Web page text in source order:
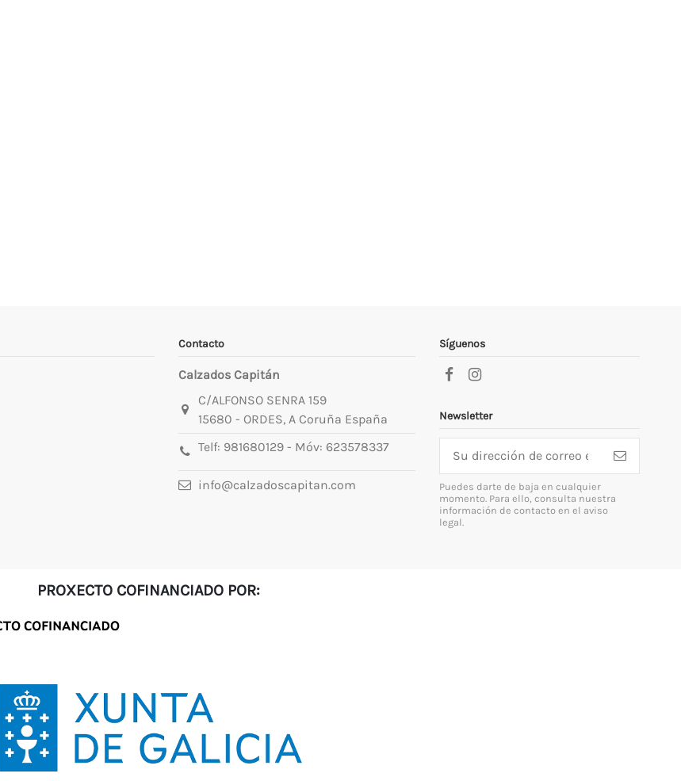
Contacto
Calzados Capitán
C/ALFONSO SENRA 159
15680 - ORDES, A Coruña España
Telf: 981680129- Móv: 623578337
info@calzadoscapitan.com
Síguenos
Newsletter
Puedes darte de baja en cualquier
momento. Para ello, consulta nuestra
información de contacto en el aviso
legal.
PROXECTO COFINANCIADO POR: